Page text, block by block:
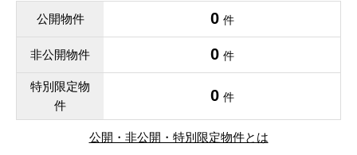
公開物件 0 件
非公開物件 0 件
特別限定物
件
0 件
公開・非公開・特別限定物件とは